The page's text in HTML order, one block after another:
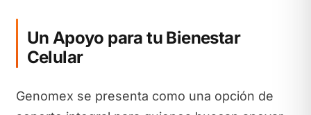
Un Apoyo para tu Bienestar
Celular
Genomex se presenta como una opción de